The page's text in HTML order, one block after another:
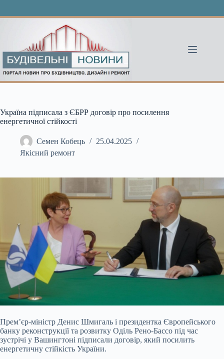
Україна підписала з ЄБРР договір про посилення
енергетичної стійкості
Семен Кобець
25.04.2025
Якісний ремонт
Прем’єр-міністр Денис Шмигаль і президентка Європейського
банку реконструкції та розвитку Оділь Рено-Бассо під час
зустрічі у Вашингтоні підписали договір, який посилить
енергетичну стійкість України.